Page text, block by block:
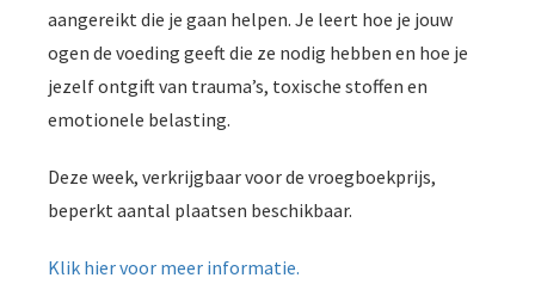
aangereikt die je gaan helpen. Je leert hoe je jouw
ogen de voeding geeft die ze nodig hebben en hoe je
jezelf ontgift van trauma’s, toxische stoffen en
emotionele belasting.
Deze week, verkrijgbaar voor de vroegboekprijs,
beperkt aantal plaatsen beschikbaar.
Klik hier voor meer informatie.